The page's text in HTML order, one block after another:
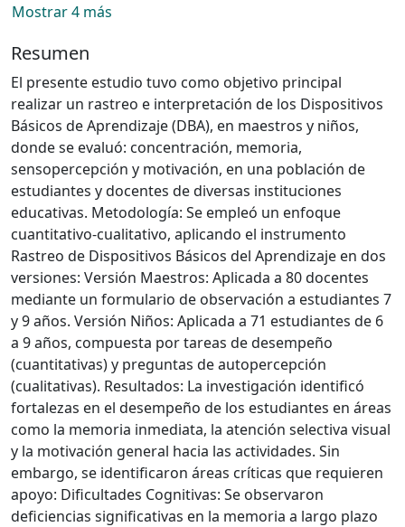
Mostrar 4 más
Resumen
El presente estudio tuvo como objetivo principal
realizar un rastreo e interpretación de los Dispositivos
Básicos de Aprendizaje (DBA), en maestros y niños,
donde se evaluó: concentración, memoria,
sensopercepción y motivación, en una población de
estudiantes y docentes de diversas instituciones
educativas. Metodología: Se empleó un enfoque
cuantitativo-cualitativo, aplicando el instrumento
Rastreo de Dispositivos Básicos del Aprendizaje en dos
versiones: Versión Maestros: Aplicada a 80 docentes
mediante un formulario de observación a estudiantes 7
y 9 años. Versión Niños: Aplicada a 71 estudiantes de 6
a 9 años, compuesta por tareas de desempeño
(cuantitativas) y preguntas de autopercepción
(cualitativas). Resultados: La investigación identificó
fortalezas en el desempeño de los estudiantes en áreas
como la memoria inmediata, la atención selectiva visual
y la motivación general hacia las actividades. Sin
embargo, se identificaron áreas críticas que requieren
apoyo: Dificultades Cognitivas: Se observaron
deficiencias significativas en la memoria a largo plazo